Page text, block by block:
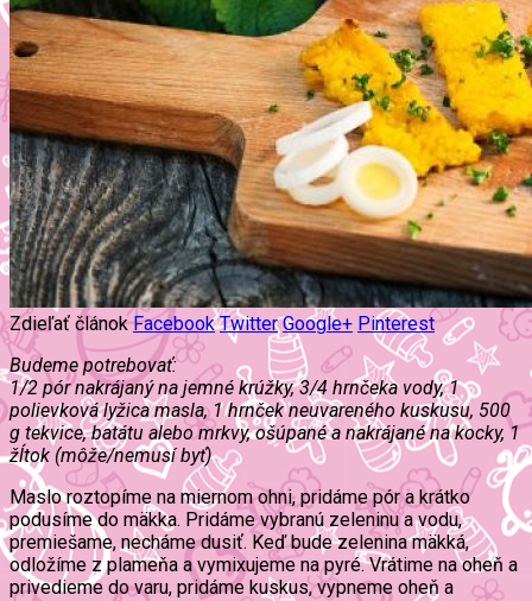
Zdieľať článok Facebook Twitter Google+ Pinterest
Budeme potrebovať:
1/2 pór nakrájaný na jemné krúžky, 3/4 hrnčeka vody, 1
polievková lyžica masla, 1 hrnček neuvareného kuskusu, 500
g tekvice, batátu alebo mrkvy, ošúpané a nakrájané na kocky, 1
žĺtok (môže/nemusí byť)
Maslo roztopíme na miernom ohni, pridáme pór a krátko
podusíme do mäkka. Pridáme vybranú zeleninu a vodu,
premiešame, necháme dusiť. Keď bude zelenina mäkká,
odložíme z plameňa a vymixujeme na pyré. Vrátime na oheň a
privedieme do varu, pridáme kuskus, vypneme oheň a